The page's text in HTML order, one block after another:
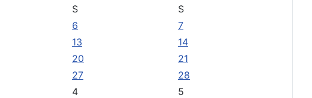
S
S
6
7
13
14
20
21
27
28
4 5